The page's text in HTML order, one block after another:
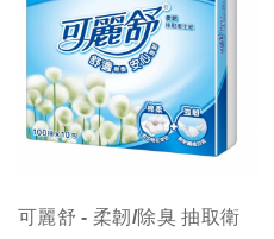
可麗舒 - 柔韌/除臭 抽取衛